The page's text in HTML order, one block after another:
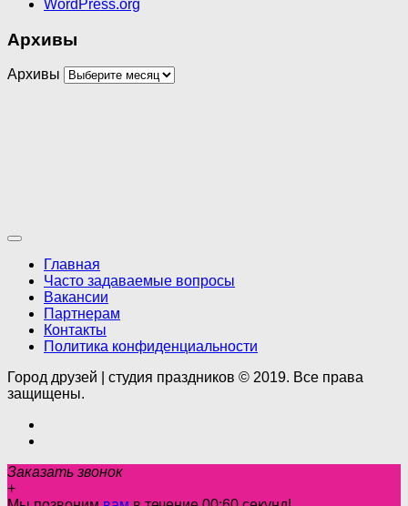
WordPress.org
Архивы
Архивы
Главная
Часто задаваемые вопросы
Вакансии
Партнерам
Контакты
Политика конфиденциальности
Город друзей | студия праздников © 2019. Все права
защищены.
Заказать звонок
+